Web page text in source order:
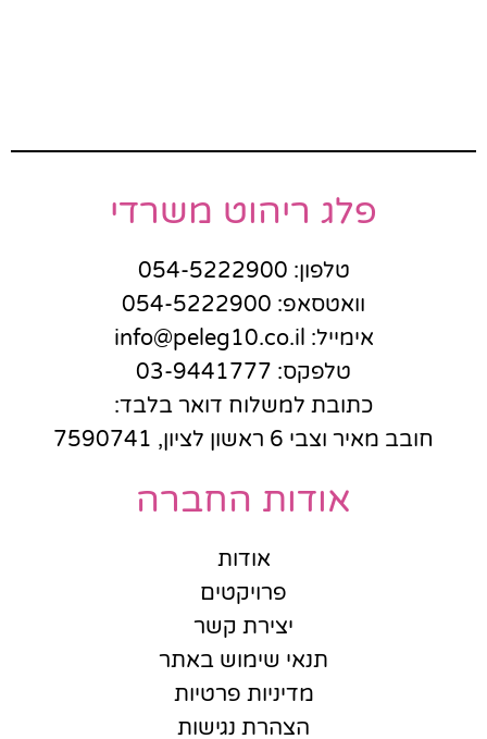
פלג ריהוט משרדי
טלפון: 054-5222900
וואטסאפ: 054-5222900
אימייל: info@peleg10.co.il
טלפקס: 03-9441777
כתובת למשלוח דואר בלבד:
חובב מאיר וצבי 6 ראשון לציון, 7590741
אודות החברה
אודות
פרויקטים
יצירת קשר
תנאי שימוש באתר
מדיניות פרטיות
הצהרת נגישות